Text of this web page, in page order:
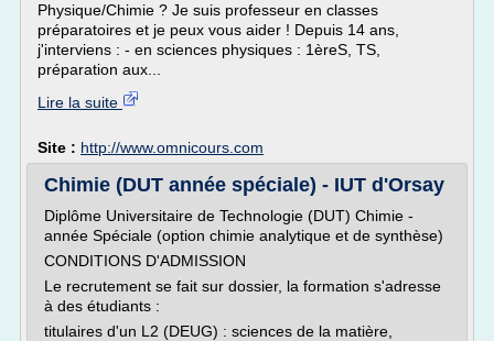
Physique/Chimie ? Je suis professeur en classes
préparatoires et je peux vous aider ! Depuis 14 ans,
j'interviens : - en sciences physiques : 1èreS, TS,
préparation aux...
Lire la suite
Site : http://www.omnicours.com
Chimie (DUT année spéciale) - IUT d'Orsay
Diplôme Universitaire de Technologie (DUT) Chimie -
année Spéciale (option chimie analytique et de synthèse)
CONDITIONS D'ADMISSION
Le recrutement se fait sur dossier, la formation s'adresse
à des étudiants :
titulaires d'un L2 (DEUG) : sciences de la matière,